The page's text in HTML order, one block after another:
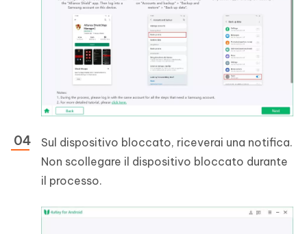
Sul dispositivo bloccato, riceverai una notifica.
Non scollegare il dispositivo bloccato durante
il processo.